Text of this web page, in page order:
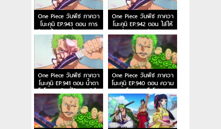
One Piece วันพีซ ภาควา
โนะคุนิ EP.943 ตอน การ
ตัดสินใจของลูฟี่ ทลายการ
แข่งซูโม่นรก!
One Piece วันพีซ ภาควา
โนะคุนิ EP.942 ตอน ใส่ให้
ยับ! ความวุ่นวาย!
One Piece วันพีซ ภาควา
โนะคุนิ EP.941 ตอน น้ำตา
โกโกะ ลูกปืนที่ไร้ความรู้สึก
ของโอโรจิ!
One Piece วันพีซ ภาควา
โนะคุนิ EP.940 ตอน ความ
โกรธของโซโล!